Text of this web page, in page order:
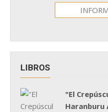
LIBROS
"El
Haranburu